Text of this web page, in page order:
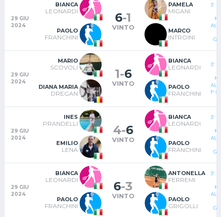
29 GIU
2024
BIANCA
LEONARDI
PAOLO
FRANCHINI
6-1
VINTO
PAMELA
MIGANI
MARCO
INTROINI
3'
29 GIU
2024
MARIO
SCOVOLI
DIANA MARIA
DREGAN
1-6
VINTO
BIANCA
LEONARDI
PAOLO
FRANCHINI
3'
1°
29 GIU
2024
INES
PRANDELLI
EMILIO
LENA
4-6
VINTO
BIANCA
LEONARDI
PAOLO
FRANCHINI
3'
29 GIU
2024
BIANCA
LEONARDI
PAOLO
FRANCHINI
6-3
VINTO
ANTONELLA
FERREMI
PAOLO
GRIGOLLI
3'